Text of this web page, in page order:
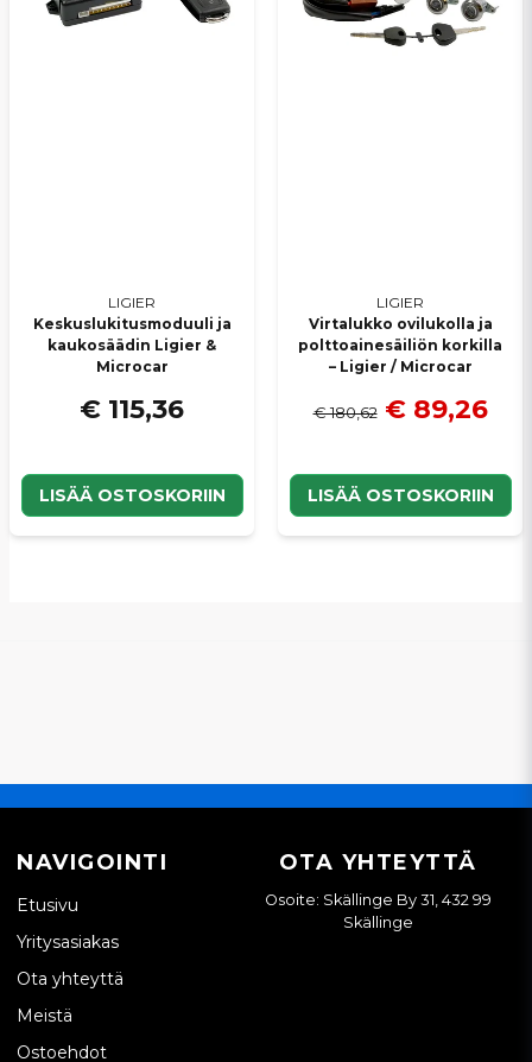
LIGIER
Keskuslukitusmoduuli ja
kaukosäädin Ligier &
Microcar
€ 115,36
LISÄÄ OSTOSKORIIN
LIGIER
Virtalukko ovilukolla ja
polttoainesäiliön korkilla
– Ligier / Microcar
€ 180,62 € 89,26
LISÄÄ OSTOSKORIIN
NAVIGOINTI
Etusivu
Yritysasiakas
Ota yhteyttä
Meistä
Ostoehdot
OTA YHTEYTTÄ
Osoite: Skällinge By 31, 432 99
Skällinge